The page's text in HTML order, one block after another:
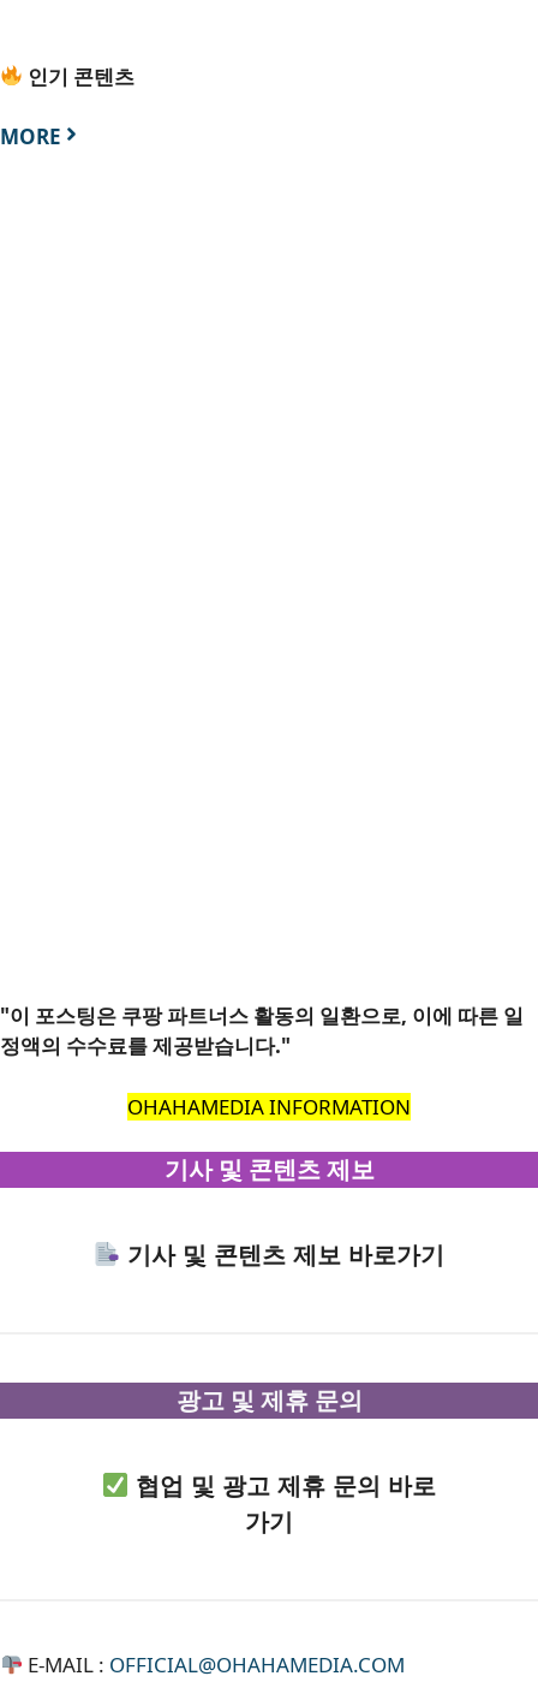
인기 콘텐츠
MORE
"이 포스팅은 쿠팡 파트너스 활동의 일환으로, 이에 따른 일
정액의 수수료를 제공받습니다."
OHAHAMEDIA INFORMATION
기사 및 콘텐츠 제보
기사 및 콘텐츠 제보 바로가기
광고 및 제휴 문의
협업 및 광고 제휴 문의 바로
가기
E-MAIL : OFFICIAL@OHAHAMEDIA.COM